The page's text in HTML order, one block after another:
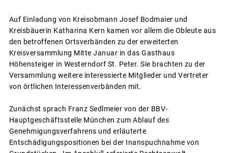
Auf Einladung von Kreisobmann Josef Bodmaier und
Kreisbäuerin Katharina Kern kamen vor allem die Obleute aus
den betroffenen Ortsverbänden zu der erweiterten
Kreisversammlung Mitte Januar in das Gasthaus
Höhensteiger in Westerndorf St. Peter. Sie brachten zu der
Versammlung weitere interessierte Mitglieder und Vertreter
von örtlichen Interessenverbänden mit.
Zunächst sprach Franz Sedlmeier von der BBV-
Hauptgeschäftsstelle München zum Ablauf des
Genehmigungsverfahrens und erläuterte
Entschädigungspositionen bei der Inanspuchnahme von